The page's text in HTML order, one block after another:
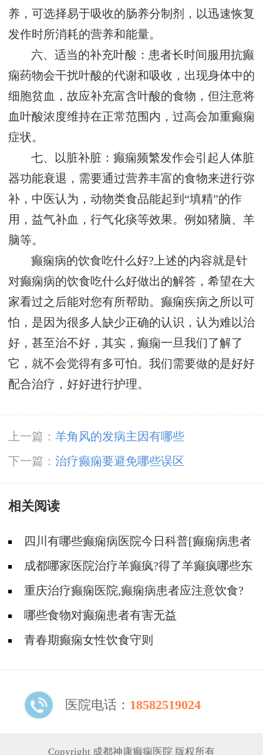
养，可选择易于吸收的肠养分制剂，以迅速恢复
发作时所消耗的营养和能量。
六、适当的补充叶酸：患者长时间服用抗癫
痫药物会干扰叶酸的代谢和吸收，出现身体中的
细胞贫血，故应补充富含叶酸的食物，但注意将
血叶酸浓度维持在正常范围内，过高会加重癫痫
症状。
七、以脏补脏：癫痫频繁发作会引起人体脏
器功能衰退，需要通过营养丰富的食物来进行弥
补，中医认为，动物类食品能起到“填精”的作
用，益气补血，行气化痰等效果。例如猪脑、羊
脑等。
癫痫病的饮食吃什么好?上述的内容就是针
对癫痫病的饮食吃什么好做出的解答，希望在大
家看过之后能对您有所帮助。癫痫疾病之所以可
怕，是因为很多人缺少正确的认识，认为难以治
好，甚至治不好，其实，癫痫一旦我们了解了
它，就不会觉得有多可怕。我们需要做的是好好
配合治疗，好好进行护理。
上一篇： 羊角风的发病主因有哪些
下一篇： 治疗癫痫要避免哪些误区
相关阅读
四川有哪些癫痫病医院今日科普[癫痫病患者
饮食怎么护理]?
成都哪家医院治疗羊癫疯?得了羊癫疯哪些东
西不能吃?
重庆治疗癫痫医院,癫痫病患者应注意饮食?
哪些食物对癫痫患者有害无益
青春期癫痫女性饮食守则
医院电话： 18582519024
Copyright 成都神康癫痫医院 版权所有